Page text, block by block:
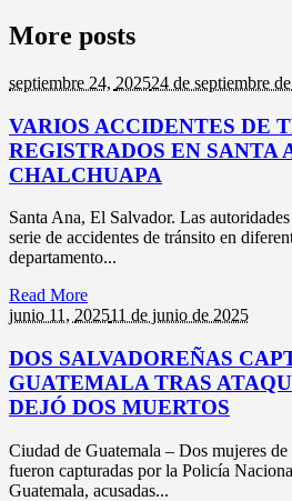
More posts
septiembre 24, 202524 de septiembre
VARIOS ACCIDENTES DE
REGISTRADOS EN SANTA
CHALCHUAPA
Santa Ana, El Salvador. Las
serie de accidentes de tránsito en
departamento...
Read More
junio 11, 202511 de junio de 2025
DOS SALVADOREÑAS
GUATEMALA TRAS
DEJÓ DOS MUERTOS
Ciudad de Guatemala – Dos mujeres
fueron capturadas por la Policía
Guatemala, acusadas...